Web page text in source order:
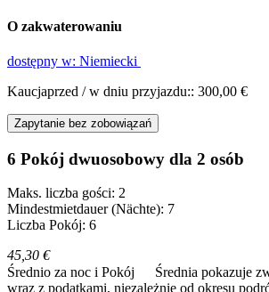
O zakwaterowaniu
dostępny w: Niemiecki
Kaucjaprzed / w dniu przyjazdu:: 300,00 €
Zapytanie bez zobowiązań
6 Pokój dwuosobowy dla 2 osób
Maks. liczba gości: 2
Mindestmietdauer (Nächte): 7
Liczba Pokój: 6
45,30 €
Średnio za noc i Pokój
Średnia pokazuje
wraz z podatkami, niezależnie od okresu